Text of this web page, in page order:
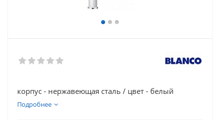
корпус - нержавеющая сталь / цвет - белый
Подробнее